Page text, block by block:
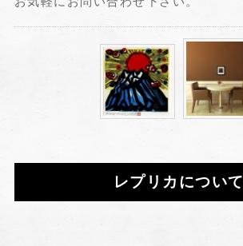
レプリカについて